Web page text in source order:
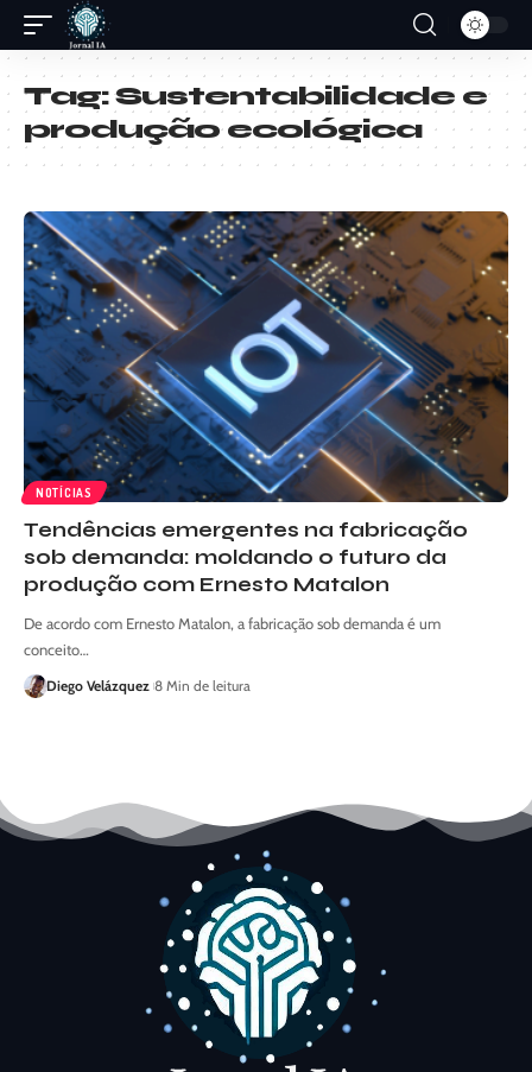
Tag:Sustentabilidade e
produção ecológica
NOTÍCIAS
Tendências emergentes na fabricação
sob demanda: moldando o futuro da
produção com Ernesto Matalon
De acordo com Ernesto Matalon, a fabricação sob demanda é um
conceito…
Diego Velázquez 8 Min de leitura